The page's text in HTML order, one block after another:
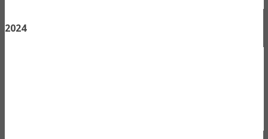
2024